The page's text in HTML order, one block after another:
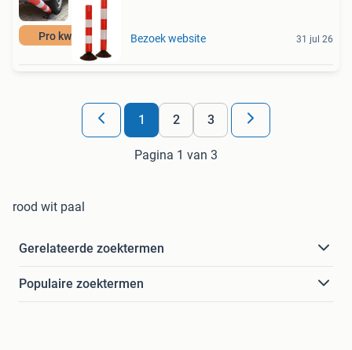
Pro kwaliteit Bezoek website 31 jul 26
1 2 3
Pagina 1 van 3
rood wit paal
Gerelateerde zoektermen
Populaire zoektermen